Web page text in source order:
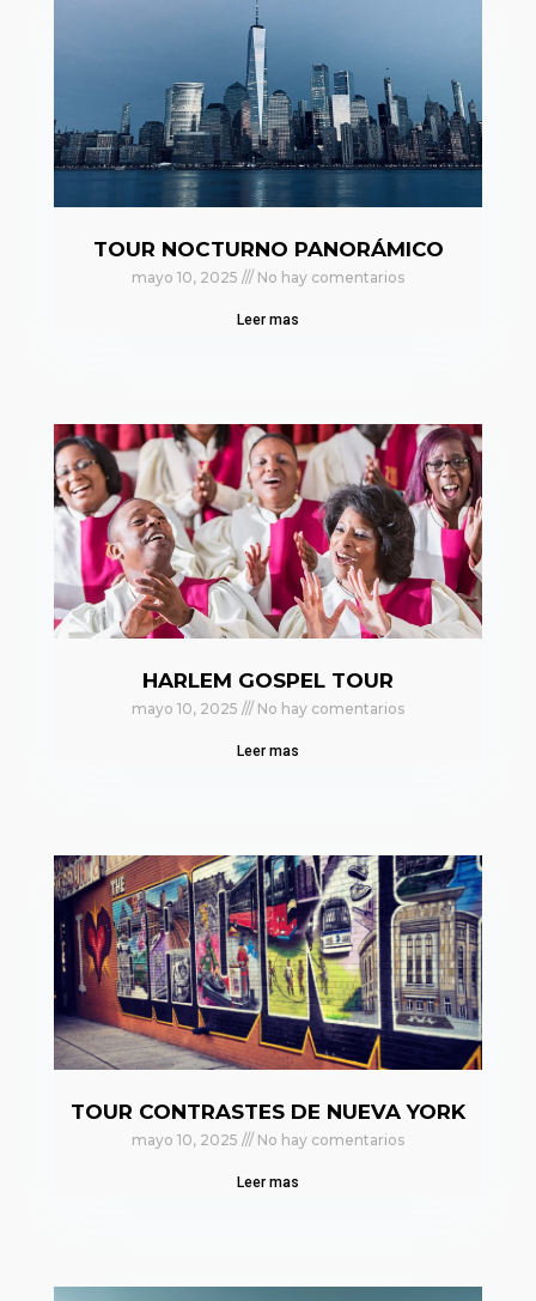
TOUR NOCTURNO PANORÁMICO
mayo 10, 2025 No hay comentarios
Leer mas
HARLEM GOSPEL TOUR
mayo 10, 2025 No hay comentarios
Leer mas
TOUR CONTRASTES DE NUEVA YORK
mayo 10, 2025 No hay comentarios
Leer mas